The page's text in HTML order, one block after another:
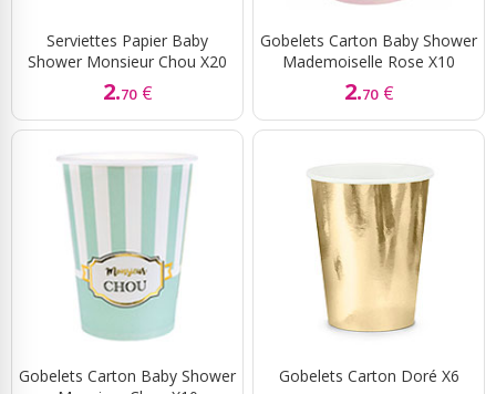
Serviettes Papier Baby
Shower Monsieur Chou X20
2.70 €
Gobelets Carton Baby Shower
Mademoiselle Rose X10
2.70 €
Gobelets Carton Baby Shower
Gobelets Carton Doré X6